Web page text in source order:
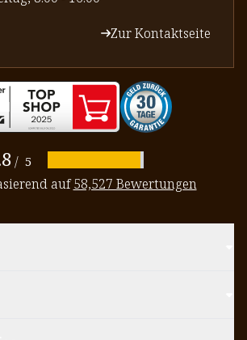
Zur Kontaktseite
/ 5
auf58,527 Bewertungen